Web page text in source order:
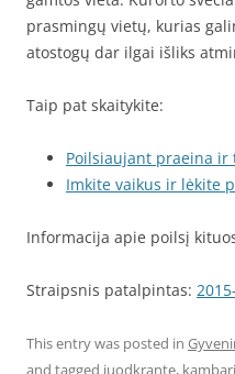
prasmingų vietų, kurias
atostogų dar ilgai išliks
Taip pat skaitykite:
Poilsiaujant praeina
Imkite vaikus ir lėkite
Informacija apie poilsį
Straipsnis patalpintas:
This entry was posted in
and tagged juodkrante,